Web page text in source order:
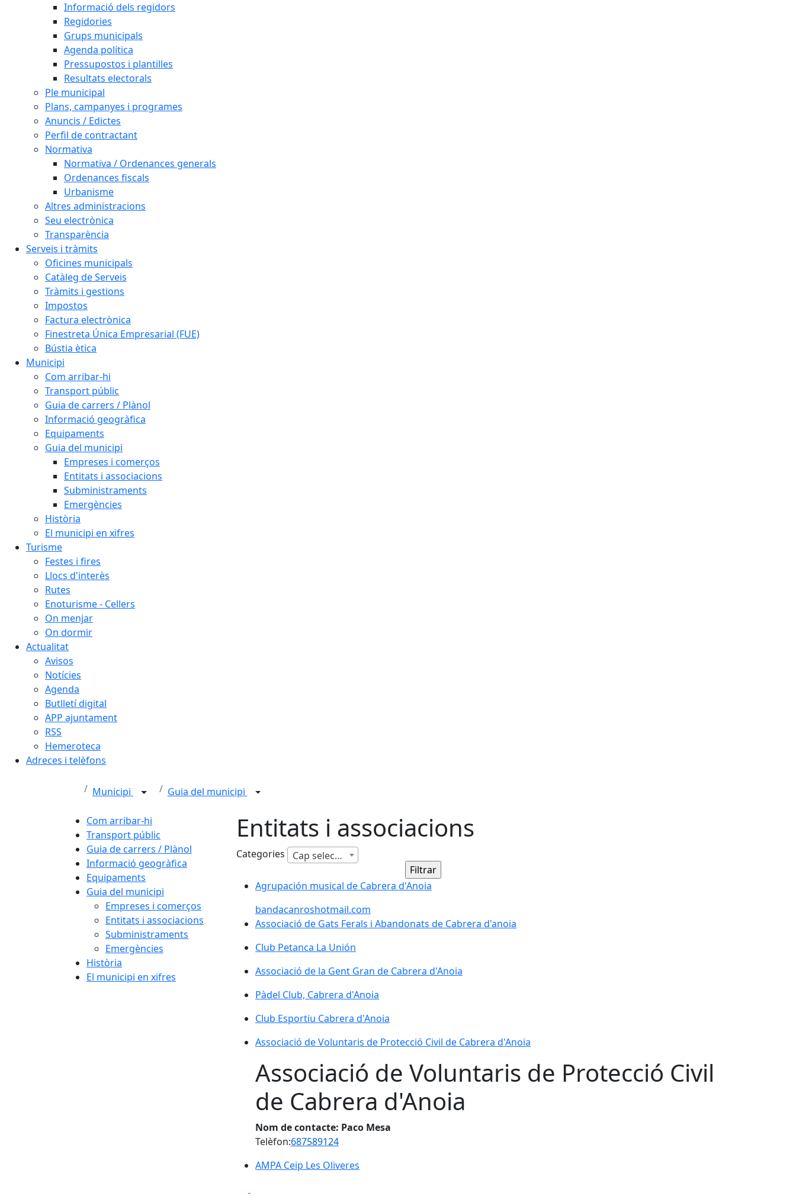
Informació dels regidors
Regidories
Grups municipals
Agenda política
Pressupostos i plantilles
Resultats electorals
Ple municipal
Plans, campanyes i programes
Anuncis / Edictes
Perfil de contractant
Normativa
Normativa / Ordenances generals
Ordenances fiscals
Urbanisme
Altres administracions
Seu electrònica
Transparència
Serveis i tràmits
Oficines municipals
Catàleg de Serveis
Tràmits i gestions
Impostos
Factura electrònica
Finestreta Única Empresarial (FUE)
Bústia ètica
Municipi
Com arribar-hi
Transport públic
Guia de carrers / Plànol
Informació geogràfica
Equipaments
Guia del municipi
Empreses i comerços
Entitats i associacions
Subministraments
Emergències
Història
El municipi en xifres
Turisme
Festes i fires
Llocs d'interès
Rutes
Enoturisme - Cellers
On menjar
On dormir
Actualitat
Avisos
Notícies
Agenda
Butlletí digital
APP ajuntament
RSS
Hemeroteca
Adreces i telèfons
Municipi Guia del municipi
Com arribar-hi
Transport públic
Guia de carrers / Plànol
Informació geogràfica
Equipaments
Guia del municipi
Empreses i comerços
Entitats i associacions
Subministraments
Emergències
Història
El municipi en xifres
Entitats i associacions
Categories Cap selecció
Agrupación musical de Cabrera d'Anoia
Agrupación musical de Cabrera d'Anoia
bandacanroshotmail.com
Associació de Gats Ferals i Abandonats de Cabrera d'anoia
Associació de Gats Ferals i Abandonats de Cabrera d'anoia
Club Petanca La Unión
Club Petanca La Unión
Associació de la Gent Gran de Cabrera d'Anoia
Associació de la Gent Gran de Cabrera d'Anoia
Pàdel Club, Cabrera d'Anoia
Club Esportiu Cabrera d'Anoia
Club Esportiu Cabrera d'Anoia
Associació de Voluntaris de Protecció Civil de Cabrera d'Anoia
Associació de Voluntaris de Protecció Civil de Cabrera d'Anoia
Associació de Voluntaris de Protecció Civil
de Cabrera d'Anoia
Nom de contacte: Paco Mesa
Telèfon:687589124
AMPA Ceip Les Oliveres